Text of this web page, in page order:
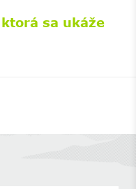
sa ukáže